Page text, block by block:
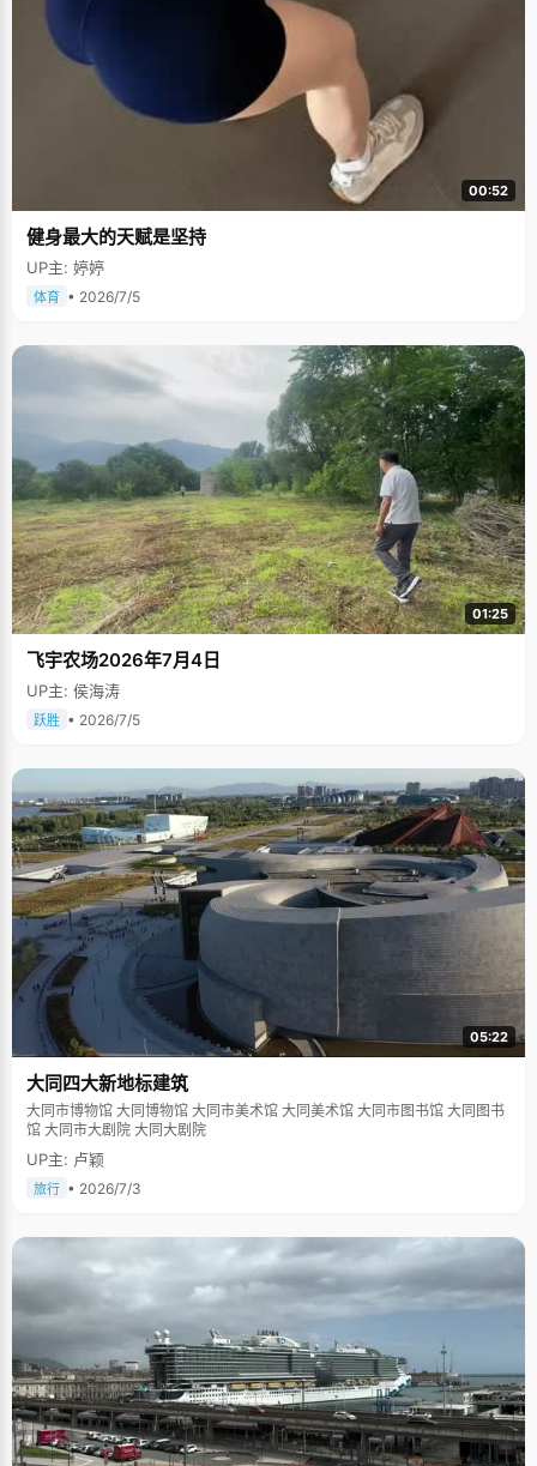
00:52
健身最大的天赋是坚持
UP主: 婷婷
体育 • 2026/7/5
01:25
飞宇农场2026年7月4日
UP主: 侯海涛
跃胜 • 2026/7/5
05:22
大同四大新地标建筑
大同市博物馆 大同博物馆 大同市美术馆 大同美术馆 大同市图书馆 大同图书
馆 大同市大剧院 大同大剧院
UP主: 卢颖
旅行 • 2026/7/3